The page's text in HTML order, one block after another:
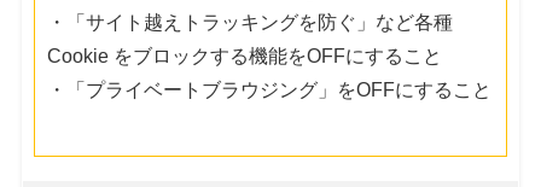
・「サイト越えトラッキングを防ぐ」など各種
Cookie をブロックする機能をOFFにすること
・「プライベートブラウジング」をOFFにすること